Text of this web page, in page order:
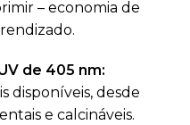
– economia de
de 405 nm:
disponíveis, desde
e calcináveis.